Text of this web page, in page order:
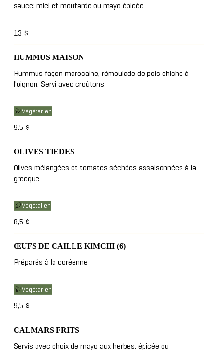
sauce: miel et moutarde ou mayo épicée
13 $
HUMMUS MAISON
Hummus façon marocaine, rémoulade de pois chiche à
l'oignon. Servi avec croûtons
9,5 $
Végétarien
OLIVES TIÈDES
Olives mélangées et tomates séchées assaisonnées à la
grecque
8,5 $
Végétalien
ŒUFS DE CAILLE KIMCHI (6)
Préparés à la coréenne
9,5 $
Végétarien
CALMARS FRITS
Servis avec choix de mayo aux herbes, épicée ou